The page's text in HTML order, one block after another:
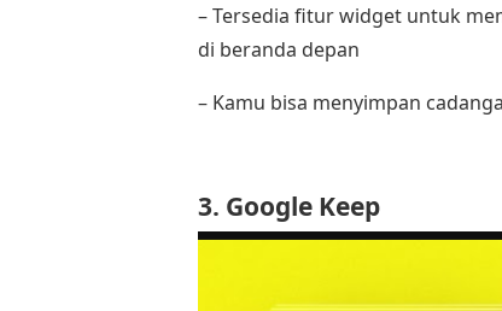
– Tersedia fitur widget untuk
di beranda depan
– Kamu bisa menyimpan
3. Google Keep